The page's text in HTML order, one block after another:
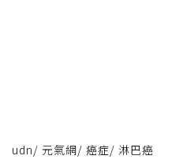
udn/ 元氣網/ 癌症/ 淋巴癌